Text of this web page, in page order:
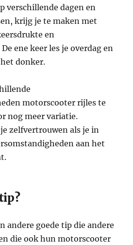
verschillende dagen en
krijg je te maken met
en
ene keer les je overdag en
donker.
motorscooter rijles te
nog meer variatie.
zelfvertrouwen als je in
aan het
andere goede tip die andere
die ook hun motorscooter